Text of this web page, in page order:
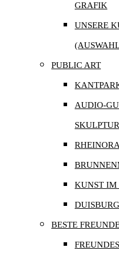
GRAFIK
UNSERE
PUBLIC ART
AUDIO-
KUNST IM
BESTE